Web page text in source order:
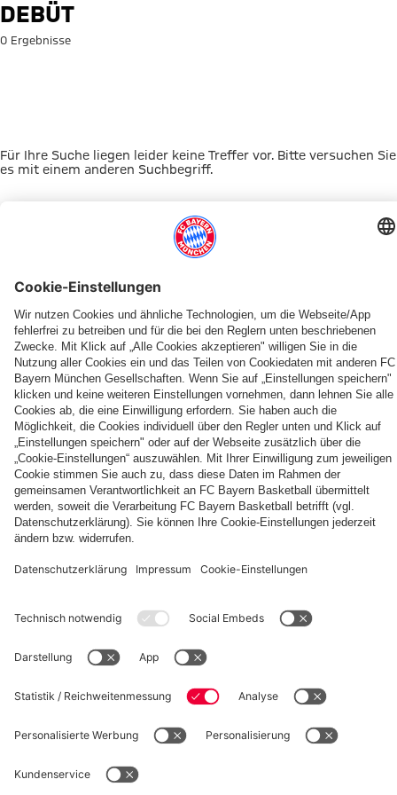
Suche: Debüt
DEBÜT
0 Ergebnisse
Für Ihre Suche liegen leider keine Treffer vor. Bitte versuchen Sie
es mit einem anderen Suchbegriff.
DAS KÖNNTE DICH INTERESSIEREN
FRAUEN
Autogrammkarten
TICKETS
FCB
Frauen
FRAUEN
Alle
Videos
der
Frauenteams
des
FC
Bayern
MYFCBAYERN
Entdecke
deinen
persönlichen
Fanbereich
PARTNER
fcbayern.com Basketball Allianz Arena Media Center Jobs